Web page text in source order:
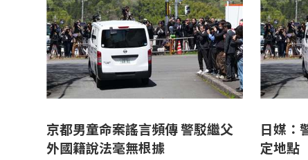
京都男童命案謠言頻傳 警駁繼父
外國籍說法毫無根據
日媒：
定地點